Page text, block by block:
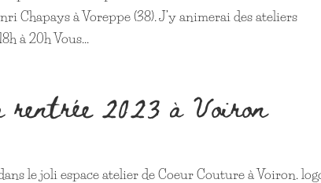
Chapays à Voreppe (38). J’y animerai des ateliers
à 20h Vous...
rentrée 2023 à Voiron
le joli espace atelier de Coeur Couture à Voiron.